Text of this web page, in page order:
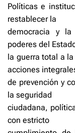
Políticas e
restablecer la
democracia y
poderes del
la guerra total a
acciones
de prevención y
la seguridad
ciudadana,
con estricto